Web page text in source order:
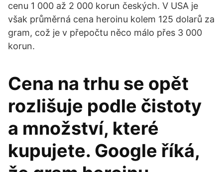
cenu 1 000 až 2 000 korun českých. V USA je
však průměrná cena heroinu kolem 125 dolarů za
gram, což je v přepočtu něco málo přes 3 000
korun.
Cena na trhu se opět
rozlišuje podle čistoty
a množství, které
kupujete. Google říká,